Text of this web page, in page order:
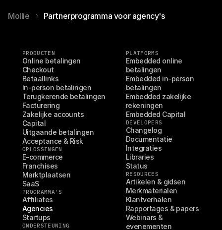
Mollie Partnerprogramma voor agency's
PRODUCTEN
Online betalingen
Checkout
Betaallinks
In-person betalingen
Terugkerende betalingen
Facturering
Zakelijke accounts
Capital
Uitgaande betalingen
Acceptance & Risk
OPLOSSINGEN
E-commerce
Franchises
Marktplaatsen
SaaS
PROGRAMMA'S
Affiliates
Agencies
Startups
ONDERSTEUNING
PLATFORMS
Embedded online
betalingen
Embedded in-person
betalingen
Embedded zakelijke
rekeningen
Embedded Capital
DEVELOPERS
Changelog
Documentatie
Integraties
Libraries
Status
RESOURCES
Artikelen & gidsen
Merkmaterialen
Klantverhalen
Rapportages & papers
Webinars &
evenementen